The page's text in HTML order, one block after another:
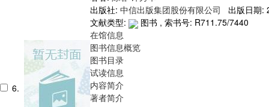
6.
出版社: 中信出版集团股份有限公司
出版日期:
文献类型:
图书 , 索书号: R711.75/7440
在馆信息
图书信息概览
图书目录
试读信息
内容简介
著者简介